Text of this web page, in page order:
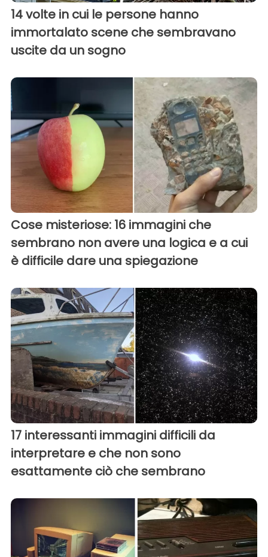
14 volte in cui le persone hanno
immortalato scene che sembravano
uscite da un sogno
Cose misteriose: 16 immagini che
sembrano non avere una logica e a cui
è difficile dare una spiegazione
17 interessanti immagini difficili da
interpretare e che non sono
esattamente ciò che sembrano